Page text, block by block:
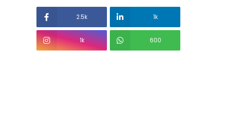
2.5k 1k
1k 600